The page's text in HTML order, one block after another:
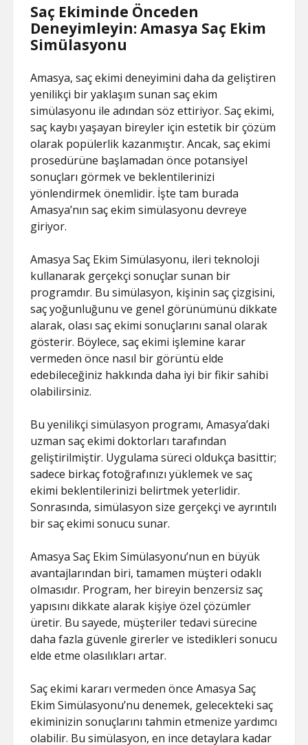
Saç Ekiminde Önceden
Deneyimleyin: Amasya Saç Ekim
Simülasyonu
Amasya, saç ekimi deneyimini daha da geliştiren
yenilikçi bir yaklaşım sunan saç ekim
simülasyonu ile adından söz ettiriyor. Saç ekimi,
saç kaybı yaşayan bireyler için estetik bir çözüm
olarak popülerlik kazanmıştır. Ancak, saç ekimi
prosedürüne başlamadan önce potansiyel
sonuçları görmek ve beklentilerinizi
yönlendirmek önemlidir. İşte tam burada
Amasya’nın saç ekim simülasyonu devreye
giriyor.
Amasya Saç Ekim Simülasyonu, ileri teknoloji
kullanarak gerçekçi sonuçlar sunan bir
programdır. Bu simülasyon, kişinin saç çizgisini,
saç yoğunluğunu ve genel görünümünü dikkate
alarak, olası saç ekimi sonuçlarını sanal olarak
gösterir. Böylece, saç ekimi işlemine karar
vermeden önce nasıl bir görüntü elde
edebileceğiniz hakkında daha iyi bir fikir sahibi
olabilirsiniz.
Bu yenilikçi simülasyon programı, Amasya’daki
uzman saç ekimi doktorları tarafından
geliştirilmiştir. Uygulama süreci oldukça basittir;
sadece birkaç fotoğrafınızı yüklemek ve saç
ekimi beklentilerinizi belirtmek yeterlidir.
Sonrasında, simülasyon size gerçekçi ve ayrıntılı
bir saç ekimi sonucu sunar.
Amasya Saç Ekim Simülasyonu’nun en büyük
avantajlarından biri, tamamen müşteri odaklı
olmasıdır. Program, her bireyin benzersiz saç
yapısını dikkate alarak kişiye özel çözümler
üretir. Bu sayede, müşteriler tedavi sürecine
daha fazla güvenle girerler ve istedikleri sonucu
elde etme olasılıkları artar.
Saç ekimi kararı vermeden önce Amasya Saç
Ekim Simülasyonu’nu denemek, gelecekteki saç
ekiminizin sonuçlarını tahmin etmenize yardımcı
olabilir. Bu simülasyon, en ince detaylara kadar